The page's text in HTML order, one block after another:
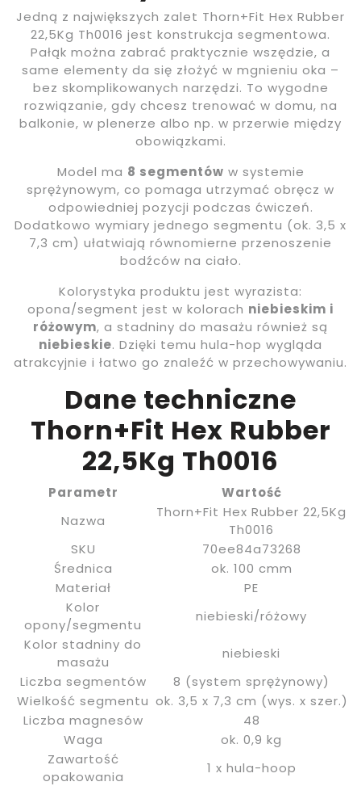
Jedną z największych zalet Thorn+Fit Hex Rubber
22,5Kg Th0016 jest konstrukcja segmentowa.
Pałąk można zabrać praktycznie wszędzie, a
same elementy da się złożyć w mgnieniu oka –
bez skomplikowanych narzędzi. To wygodne
rozwiązanie, gdy chcesz trenować w domu, na
balkonie, w plenerze albo np. w przerwie między
obowiązkami.
Model ma 8 segmentów w systemie
sprężynowym, co pomaga utrzymać obręcz w
odpowiedniej pozycji podczas ćwiczeń.
Dodatkowo wymiary jednego segmentu (ok. 3,5 x
7,3 cm) ułatwiają równomierne przenoszenie
bodźców na ciało.
Kolorystyka produktu jest wyrazista:
opona/segment jest w kolorach niebieskim i
różowym, a stadniny do masażu również są
niebieskie. Dzięki temu hula-hop wygląda
atrakcyjnie i łatwo go znaleźć w przechowywaniu.
Dane techniczne
Thorn+Fit Hex Rubber
22,5Kg Th0016
Parametr
Wartość
Nazwa
Thorn+Fit Hex Rubber 22,5Kg
Th0016
SKU
70ee84a73268
Średnica
ok. 100 cmm
Materiał
PE
Kolor
opony/segmentu
niebieski/różowy
Kolor stadniny do
masażu
niebieski
Liczba segmentów
8 (system sprężynowy)
Wielkość segmentu ok. 3,5 x 7,3 cm (wys. x szer.)
Liczba magnesów
48
Waga
ok. 0,9 kg
Zawartość
opakowania
1 x hula-hoop